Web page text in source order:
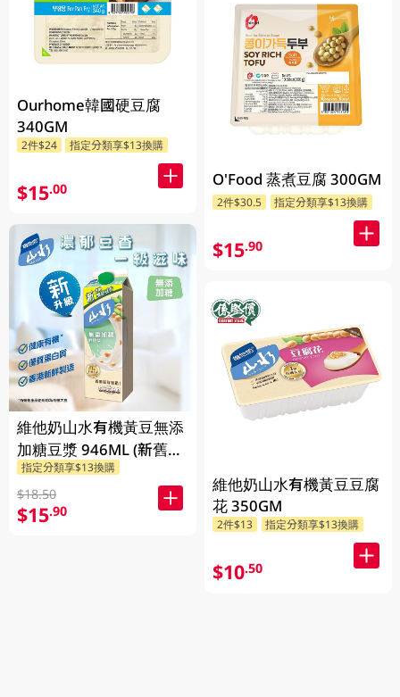
Ourhome韓國硬豆腐
340GM
2件$24 指定分類享$13換購
$15.00
維他奶山水有機黃豆無添
加糖豆漿 946ML (新舊包
裝隨機發貨)
指定分類享$13換購
$18.50
$15.90
O'Food 蒸煮豆腐 300GM
2件$30.5 指定分類享$13換購
$15.90
維他奶山水有機黃豆豆腐
花 350GM
2件$13 指定分類享$13換購
$10.50